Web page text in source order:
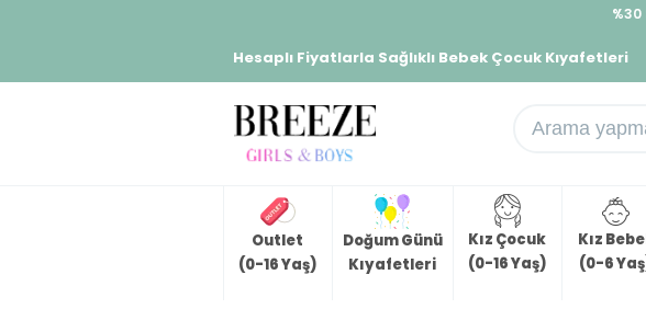
Hesaplı Fiyatlarla Sağlıklı Bebek Çocuk Kıyafetleri
Outlet
(0-16 Yaş)
Doğum Günü
Kıyafetleri
Kız Çocuk
(0-16 Yaş)
Kız
(0-6